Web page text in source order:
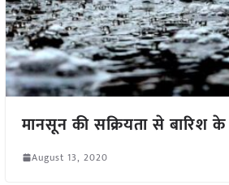
मानसून की सक्रियता से बारिश
August 13, 2020